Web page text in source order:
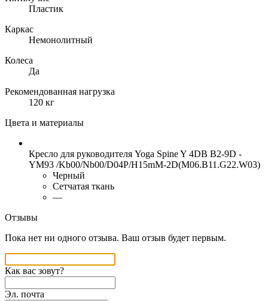
Пластик
Каркас
Немонолитный
Колеса
Да
Рекомендованная нагрузка
120 кг
Цвета и материалы
Кресло для руководителя Yoga Spine Y 4DB B2-9D -
YM93 /Kb00/Nb00/D04P/H15mM-2D(M06.B11.G22.W03)
Черный
Сетчатая ткань
—
Отзывы
Пока нет ни одного отзыва. Ваш отзыв будет первым.
Как вас зовут?
Эл. почта